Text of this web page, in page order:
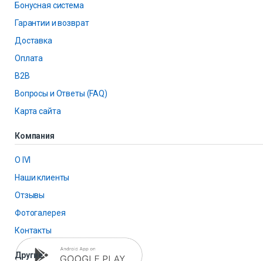
Бонусная система
Гарантии и возврат
Доставка
Оплата
B2B
Вопросы и Ответы (FAQ)
Карта сайта
Компания
О IVI
Наши клиенты
Отзывы
Фотогалерея
Контакты
Другие